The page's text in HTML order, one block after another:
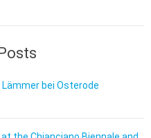
bei Osterode